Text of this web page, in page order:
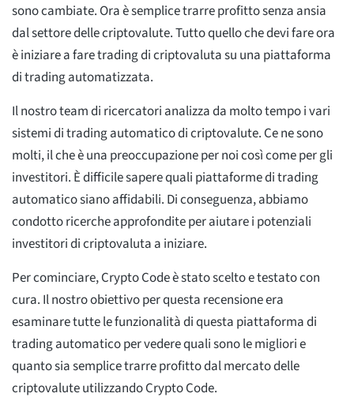
sono cambiate. Ora è semplice trarre profitto senza ansia
dal settore delle criptovalute. Tutto quello che devi fare ora
è iniziare a fare trading di criptovaluta su una piattaforma
di trading automatizzata.
Il nostro team di ricercatori analizza da molto tempo i vari
sistemi di trading automatico di criptovalute. Ce ne sono
molti, il che è una preoccupazione per noi così come per gli
investitori. È difficile sapere quali piattaforme di trading
automatico siano affidabili. Di conseguenza, abbiamo
condotto ricerche approfondite per aiutare i potenziali
investitori di criptovaluta a iniziare.
Per cominciare, Crypto Code è stato scelto e testato con
cura. Il nostro obiettivo per questa recensione era
esaminare tutte le funzionalità di questa piattaforma di
trading automatico per vedere quali sono le migliori e
quanto sia semplice trarre profitto dal mercato delle
criptovalute utilizzando Crypto Code.